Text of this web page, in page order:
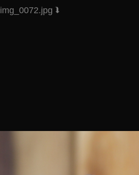
img_0072.jpg